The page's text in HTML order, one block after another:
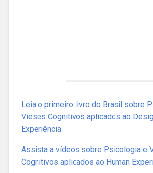
Leia o primeiro livro do Brasil sobre
Vieses Cognitivos aplicados ao
Experiência
Assista a vídeos sobre Psicologia e
Cognitivos aplicados ao Human